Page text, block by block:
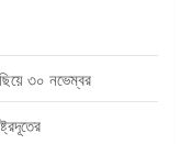
৩০ নভেম্বর